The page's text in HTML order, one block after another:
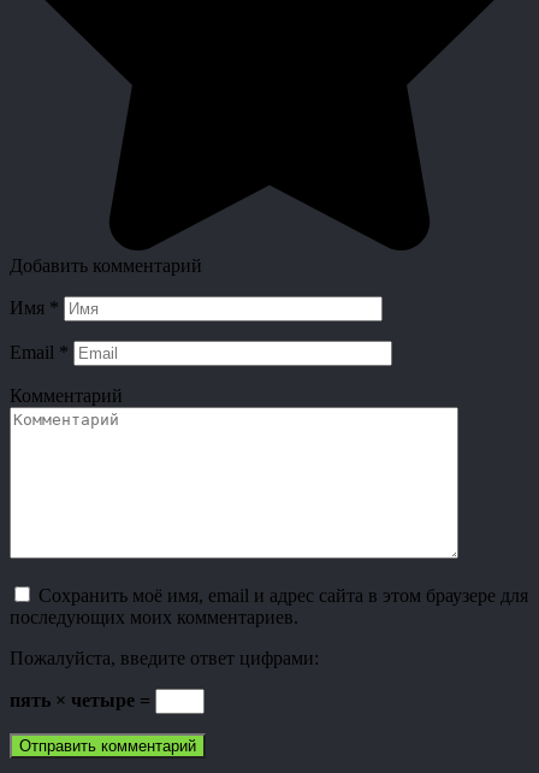
Добавить комментарий
Имя *
Email *
Комментарий
Сохранить моё имя, email и адрес сайта в этом браузере для
последующих моих комментариев.
Пожалуйста, введите ответ цифрами:
пять × четыре =